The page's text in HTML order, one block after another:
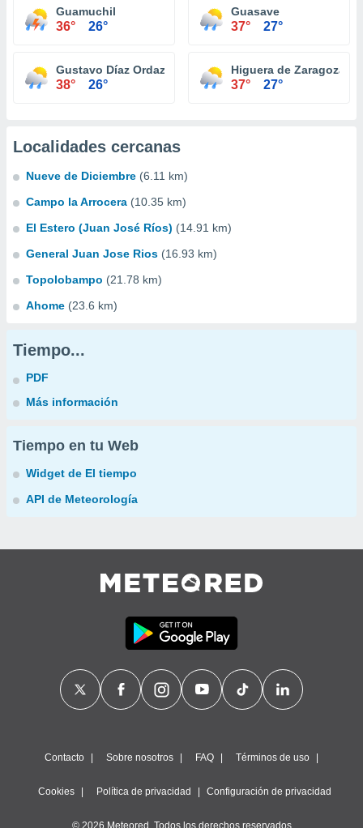
Guamuchil
36° 26°
Guasave
37° 27°
Gustavo Díaz Ordaz (El Carrizo)
38° 26°
Higuera de Zaragoza
37° 27°
Localidades cercanas
Nueve de Diciembre (6.11 km)
Campo la Arrocera (10.35 km)
El Estero (Juan José Ríos) (14.91 km)
General Juan Jose Rios (16.93 km)
Topolobampo (21.78 km)
Ahome (23.6 km)
Tiempo...
PDF
Más información
Tiempo en tu Web
Widget de El tiempo
API de Meteorología
Contacto Sobre nosotros FAQ Términos de uso
Cookies Política de privacidad Configuración de privacidad
© 2026 Meteored. Todos los derechos reservados